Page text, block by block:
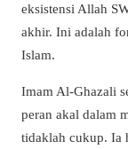
eksistensi Allah
akhir. Ini adalah
Islam.
Imam Al-Ghazali
peran akal dalam
tidaklah cukup. Ia